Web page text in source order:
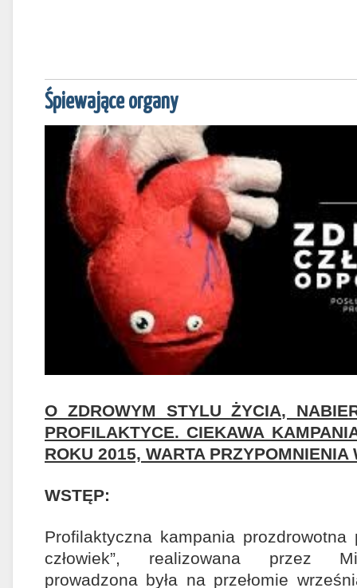
Śpiewające organy
O ZDROWYM STYLU ŻYCIA,
PROFILAKTYCE. CIEKAWA
ROKU 2015, WARTA PRZYPOMNIENIA
WSTĘP:
Profilaktyczna kampania prozdrowotna
człowiek”, realizowana przez
prowadzona była na przełomie